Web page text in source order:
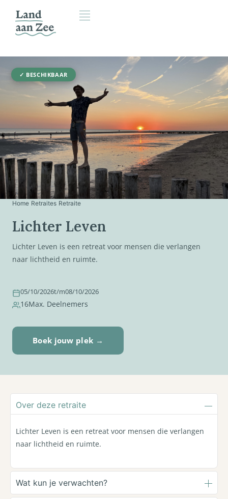
Home Retraites Retraite
Lichter Leven
Lichter Leven is een retreat voor mensen die verlangen
naar lichtheid en ruimte.
05/10/2026t/m08/10/2026
16Max. Deelnemers
Boek jouw plek →
✓ BESCHIKBAAR
Over deze retraite
Lichter Leven is een retreat voor mensen die verlangen
naar lichtheid en ruimte.
Wat kun je verwachten?